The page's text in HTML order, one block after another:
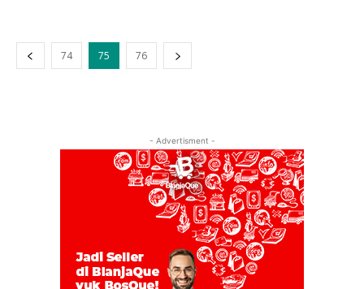
74 75 76
- Advertisment -